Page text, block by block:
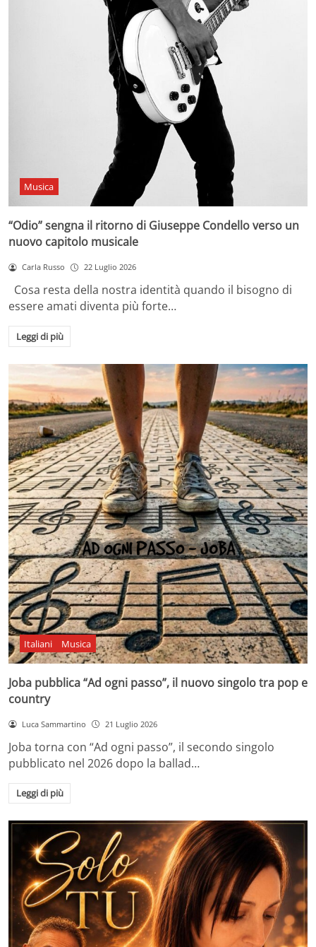
Musica
“Odio” sengna il ritorno di Giuseppe Condello verso un
nuovo capitolo musicale
Carla Russo 22 Luglio 2026
Cosa resta della nostra identità quando il bisogno di
essere amati diventa più forte…
Leggi di più
Italiani Musica
Joba pubblica “Ad ogni passo”, il nuovo singolo tra pop e
country
Luca Sammartino 21 Luglio 2026
Joba torna con “Ad ogni passo”, il secondo singolo
pubblicato nel 2026 dopo la ballad…
Leggi di più